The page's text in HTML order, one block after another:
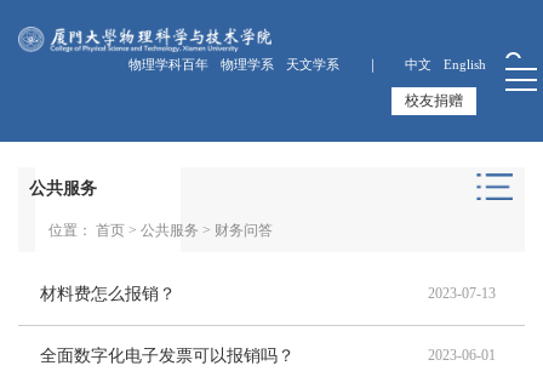
物理学科百年 物理学系 天文学系 ｜ 中文 English
校友捐赠
公共服务
位置： 首页> 公共服务 > 财务问答
材料费怎么报销？ 2023-07-13
全面数字化电子发票可以报销吗？ 2023-06-01